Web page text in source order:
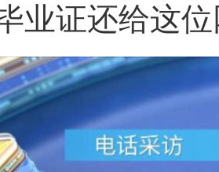
业证还给这